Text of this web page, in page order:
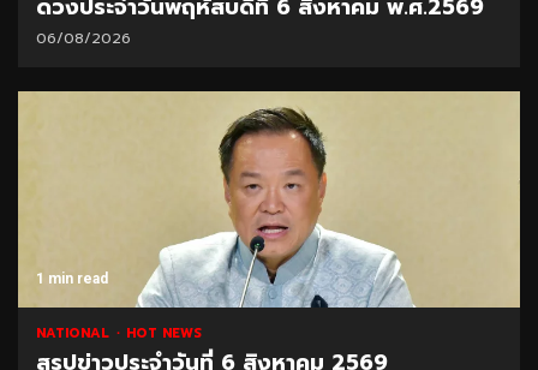
ดวงประจำวันพฤหัสบดีที่ 6 สิงหาคม พ.ศ.2569
06/08/2026
1 min read
NATIONAL HOT NEWS
สรุปข่าวประจำวันที่ 6 สิงหาคม 2569